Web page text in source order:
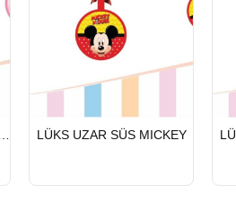
SÜS UNICORN
HIZLI
GÖNDERİ
LÜKS UZAR SÜS MICKEY